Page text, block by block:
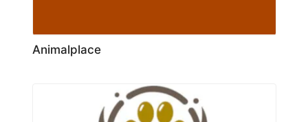
Animalplace